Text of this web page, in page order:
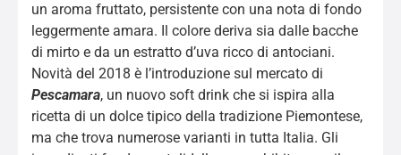
un aroma fruttato, persistente con una nota di fondo
leggermente amara. Il colore deriva sia dalle bacche
di mirto e da un estratto d’uva ricco di antociani.
Novità del 2018 è l’introduzione sul mercato di
Pescamara, un nuovo soft drink che si ispira alla
ricetta di un dolce tipico della tradizione Piemontese,
ma che trova numerose varianti in tutta Italia. Gli